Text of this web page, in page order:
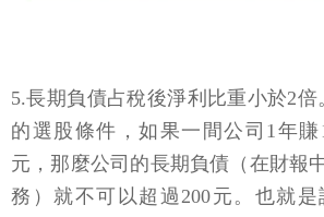
5.長期負債占稅後淨利比重小於2
的選股條件，如果一間公司1年賺
元，那麼公司的長期負債（在財報
務）就不可以超過200元。也就